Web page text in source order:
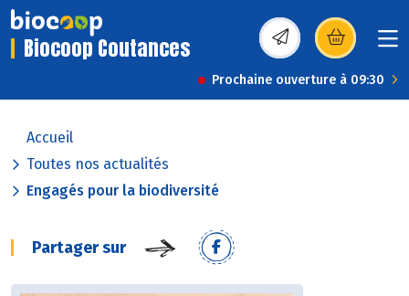
Biocoop Coutances (s’ouvre dans une
Prochaine ouverture à 09:30
Accueil
Toutes nos actualités
Engagés pour la biodiversité
Partager sur